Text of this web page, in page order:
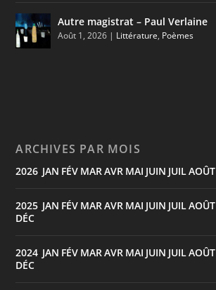
Autre magistrat – Paul Verlaine
Août 1, 2026 | Littérature, Poèmes
ARCHIVES PAR MOIS
2026 JAN FÉV MARAVR MAI JUIN JUILAOÛT
2025 JAN FÉV MARAVR MAI JUIN JUILAOÛT
DÉC
2024 JAN FÉV MARAVR MAI JUIN JUILAOÛT
DÉC